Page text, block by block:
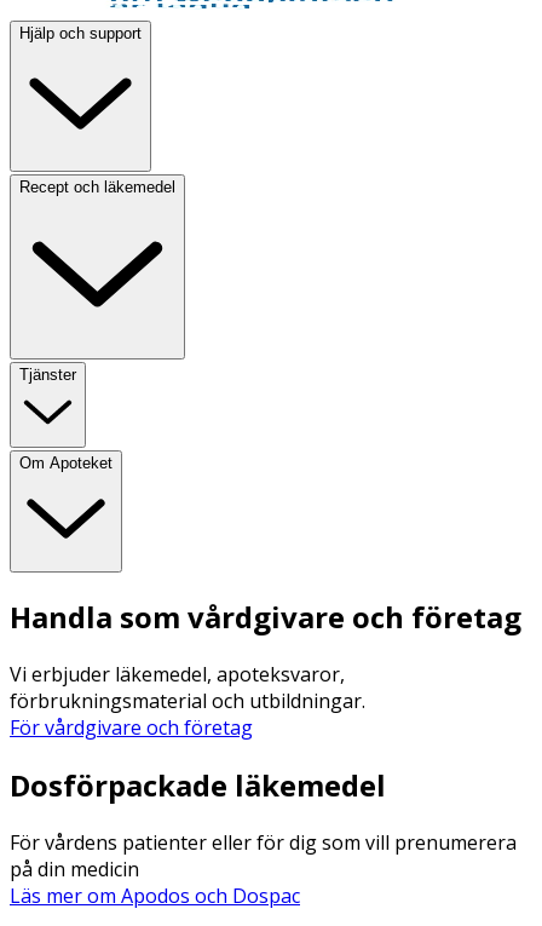
Hjälp och support
Recept och läkemedel
Tjänster
Om Apoteket
Handla som vårdgivare och företag
Vi erbjuder läkemedel, apoteksvaror,
förbrukningsmaterial och utbildningar.
För vårdgivare och företag
Dosförpackade läkemedel
För vårdens patienter eller för dig som vill prenumerera
på din medicin
Läs mer om Apodos och Dospac